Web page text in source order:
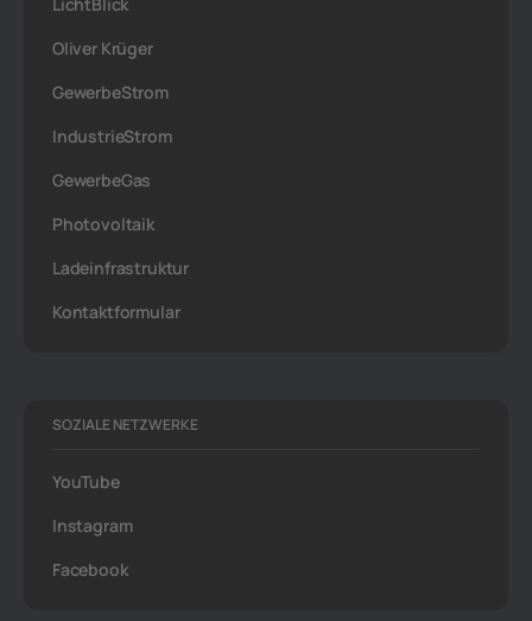
Oliver Krüger
GewerbeStrom
IndustrieStrom
GewerbeGas
Photovoltaik
Ladeinfrastruktur
Kontaktformular
SOZIALE NETZWERKE
YouTube
Instagram
Facebook